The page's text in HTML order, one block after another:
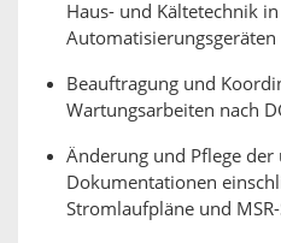
Haus- und Kältetechnik
Automatisierungsgeräten
Beauftragung und
Wartungsarbeiten nach
Änderung und Pflege der
Dokumentationen
Stromlaufpläne und